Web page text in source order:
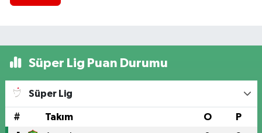
Süper Lig Puan Durumu
Süper Lig
# Takım O P